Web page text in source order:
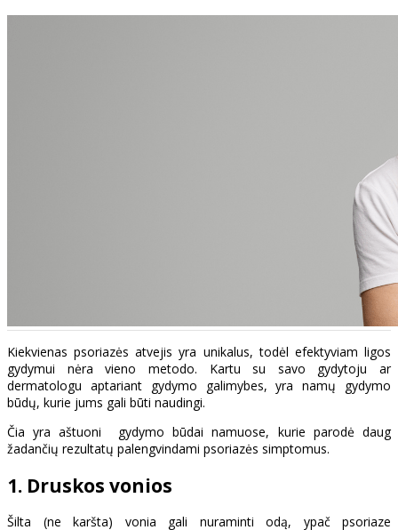
Kiekvienas psoriazės atvejis yra unikalus, todėl efektyviam ligos
gydymui nėra vieno metodo. Kartu su savo gydytoju ar
dermatologu aptariant gydymo galimybes, yra namų gydymo
būdų, kurie jums gali būti naudingi.
Čia yra aštuoni gydymo būdai namuose, kurie parodė daug
žadančių rezultatų palengvindami psoriazės simptomus.
1. Druskos vonios
Šilta (ne karšta) vonia gali nuraminti odą, ypač psoriaze